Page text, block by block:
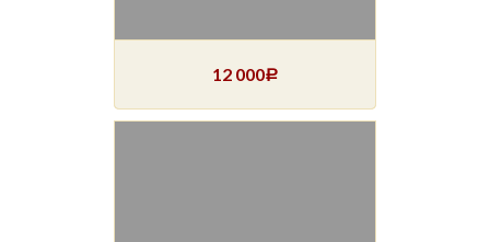
12 000Р